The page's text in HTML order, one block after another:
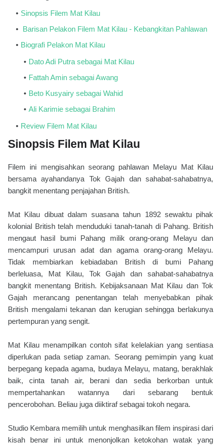
Sinopsis Filem Mat Kilau
Barisan Pelakon Filem Mat Kilau - Kebangkitan Pahlawan
Biografi Pelakon Mat Kilau
Dato Adi Putra sebagai Mat Kilau
Fattah Amin sebagai Awang
Beto Kusyairy sebagai Wahid
Ali Karimie sebagai Brahim
Review Filem Mat Kilau
Sinopsis Filem Mat Kilau
Filem ini mengisahkan seorang pahlawan Melayu Mat Kilau
bersama ayahandanya Tok Gajah dan sahabat-sahabatnya,
bangkit menentang penjajahan British.
Mat Kilau dibuat dalam suasana tahun 1892 sewaktu pihak
kolonial British telah menduduki tanah-tanah di Pahang. British
mengaut hasil bumi Pahang milik orang-orang Melayu dan
mencampuri urusan adat dan agama orang-orang Melayu.
Tidak membiarkan kebiadaban British di bumi Pahang
berleluasa, Mat Kilau, Tok Gajah dan sahabat-sahabatnya
bangkit menentang British. Kebijaksanaan Mat Kilau dan Tok
Gajah merancang penentangan telah menyebabkan pihak
British mengalami tekanan dan kerugian sehingga berlakunya
pertempuran yang sengit.
Mat Kilau menampilkan contoh sifat kelelakian yang sentiasa
diperlukan pada setiap zaman. Seorang pemimpin yang kuat
berpegang kepada agama, budaya Melayu, matang, berakhlak
baik, cinta tanah air, berani dan sedia berkorban untuk
mempertahankan watannya dari sebarang bentuk
pencerobohan. Beliau juga diiktiraf sebagai tokoh negara.
Studio Kembara memilih untuk menghasilkan filem inspirasi dari
kisah benar ini untuk menonjolkan ketokohan watak yang